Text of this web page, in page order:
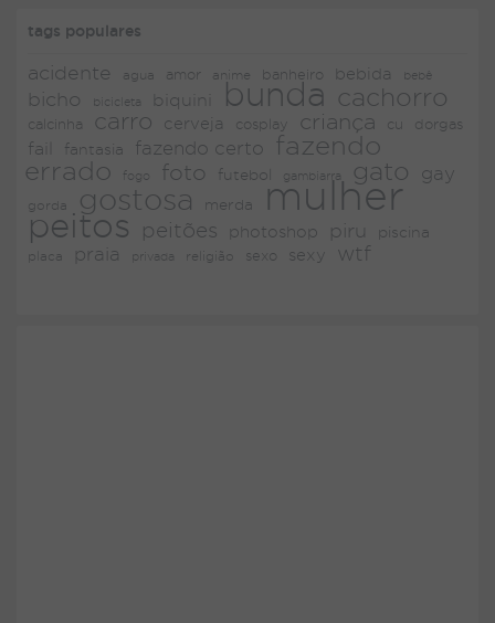
tags populares
acidente agua amor anime banheiro bebida bebê
bicho bicicleta biquini bunda cachorro
calcinha carro cerveja cosplay criança cu dorgas
fail fantasia fazendo certo
fazendo
errado
fogo foto futebol gambiarra gato gay
gorda gostosa merda mulher
peitos peitões photoshop piru piscina
placa praia privada religião sexo sexy wtf